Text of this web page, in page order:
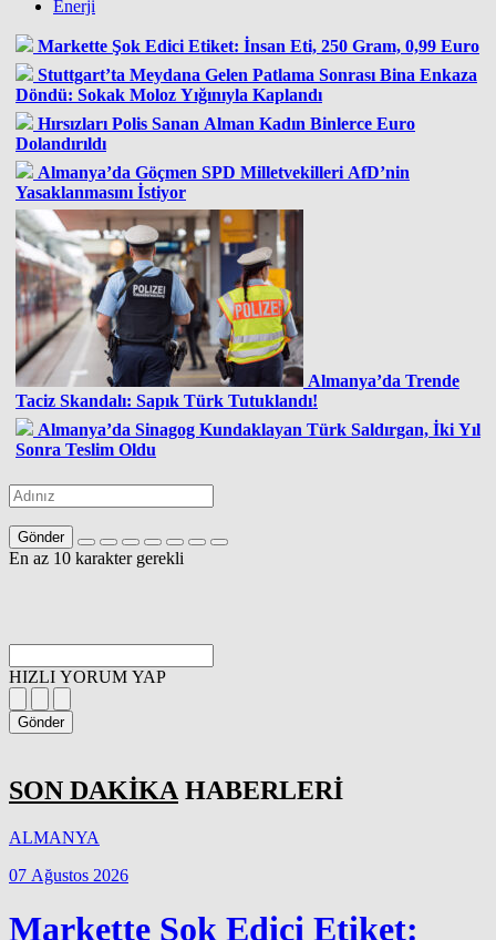
Enerji
Markette Şok Edici Etiket: İnsan Eti, 250 Gram, 0,99 Euro
Stuttgart’ta Meydana Gelen Patlama Sonrası Bina Enkaza
Döndü: Sokak Moloz Yığınıyla Kaplandı
Hırsızları Polis Sanan Alman Kadın Binlerce Euro
Dolandırıldı
Almanya’da Göçmen SPD Milletvekilleri AfD’nin
Yasaklanmasını İstiyor
Almanya’da Trende
Taciz Skandalı: Sapık Türk Tutuklandı!
Almanya’da Sinagog Kundaklayan Türk Saldırgan, İki Yıl
Sonra Teslim Oldu
Gönder
En az 10 karakter gerekli
HIZLI YORUM YAP
Gönder
SON DAKİKA HABERLERİ
ALMANYA
07 Ağustos 2026
Markette Şok Edici Etiket: